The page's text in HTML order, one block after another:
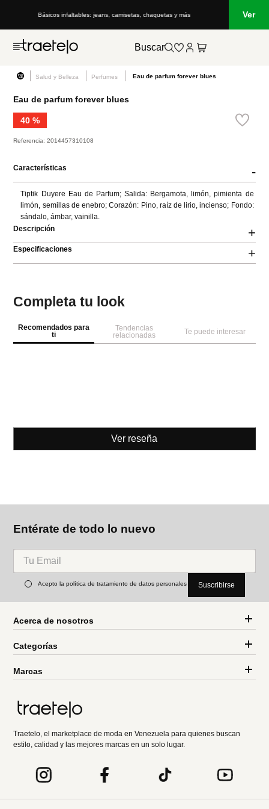
Básicos infaltables: jeans, camisetas, chaquetas y más Ver
Buscar
Salud y Belleza Perfumes Eau de parfum forever blues
Eau de parfum forever blues
40 %
Referencia:2014457310108
Características -
Tiptik Duyere Eau de Parfum; Salida: Bergamota, limón, pimienta de
limón, semillas de enebro; Corazón: Pino, raíz de lirio, incienso; Fondo:
sándalo, ámbar, vainilla.
Descripción
+
Especificaciones +
Completa tu look
Recomendados para
ti
Tendencias
relacionadas
Te puede interesar
Ver reseña
Entérate de todo lo nuevo
Acepto la política de tratamiento de datos personales Suscribirse
Acerca de nosotros
Categorías
Marcas
Traetelo, el marketplace de moda en Venezuela para quienes buscan
estilo, calidad y las mejores marcas en un solo lugar.